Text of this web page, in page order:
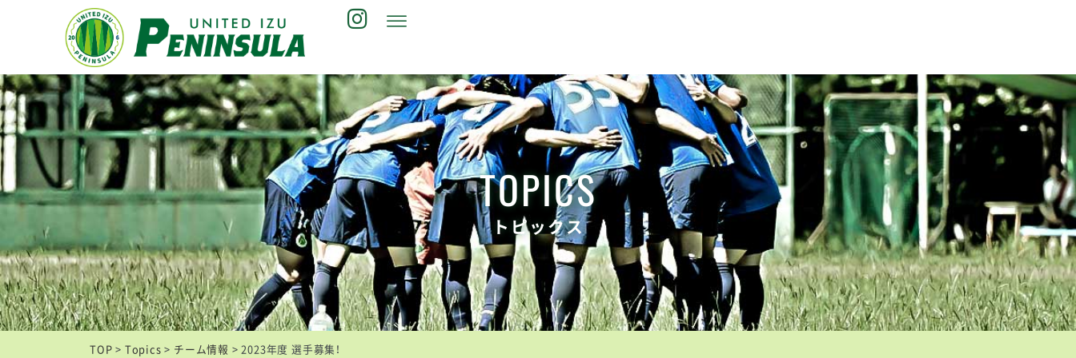
TOPICS
トピックス
TOP > Topics > チーム情報 >2023年度 選手募集！